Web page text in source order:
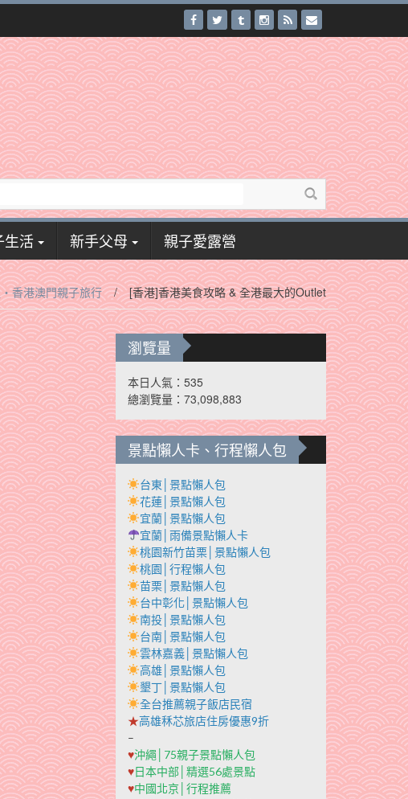
生活 新手父母 親子愛露營
香港澳門親子旅行 / [香港]香港美食攻略 & 全港最大的Outlet
瀏覽量
本日人氣：535
總瀏覽量：73,098,883
景點懶人卡、行程懶人包
台東│景點懶人包
花蓮│景點懶人包
宜蘭│景點懶人包
宜蘭│雨備景點懶人卡
桃園新竹苗栗│景點懶人包
桃園│行程懶人包
苗栗│景點懶人包
台中彰化│景點懶人包
南投│景點懶人包
台南│景點懶人包
雲林嘉義│景點懶人包
高雄│景點懶人包
墾丁│景點懶人包
全台推薦親子飯店民宿
★高雄秝芯旅店住房優惠9折
–
♥沖繩│75親子景點懶人包
♥日本中部│精選56處景點
♥中國北京│行程推薦